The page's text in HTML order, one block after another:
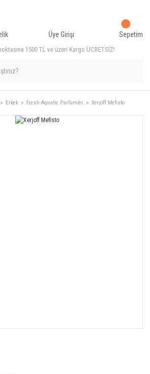
1500 TL ve üzeri Kargo ÜCRETSİZ!
Üye Girişi Sepetim
Erkek Fresh-Aquatic Parfümler Xerjoff Mefisto